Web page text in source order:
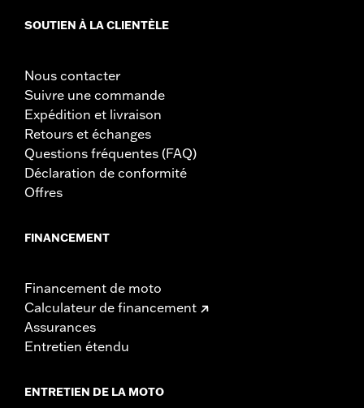
SOUTIEN À LA CLIENTÈLE
Nous contacter
Suivre une commande
Expédition et livraison
Retours et échanges
Questions fréquentes (FAQ)
Déclaration de conformité
Offres
FINANCEMENT
Financement de moto
Calculateur de financement
Assurances
Entretien étendu
ENTRETIEN DE LA MOTO